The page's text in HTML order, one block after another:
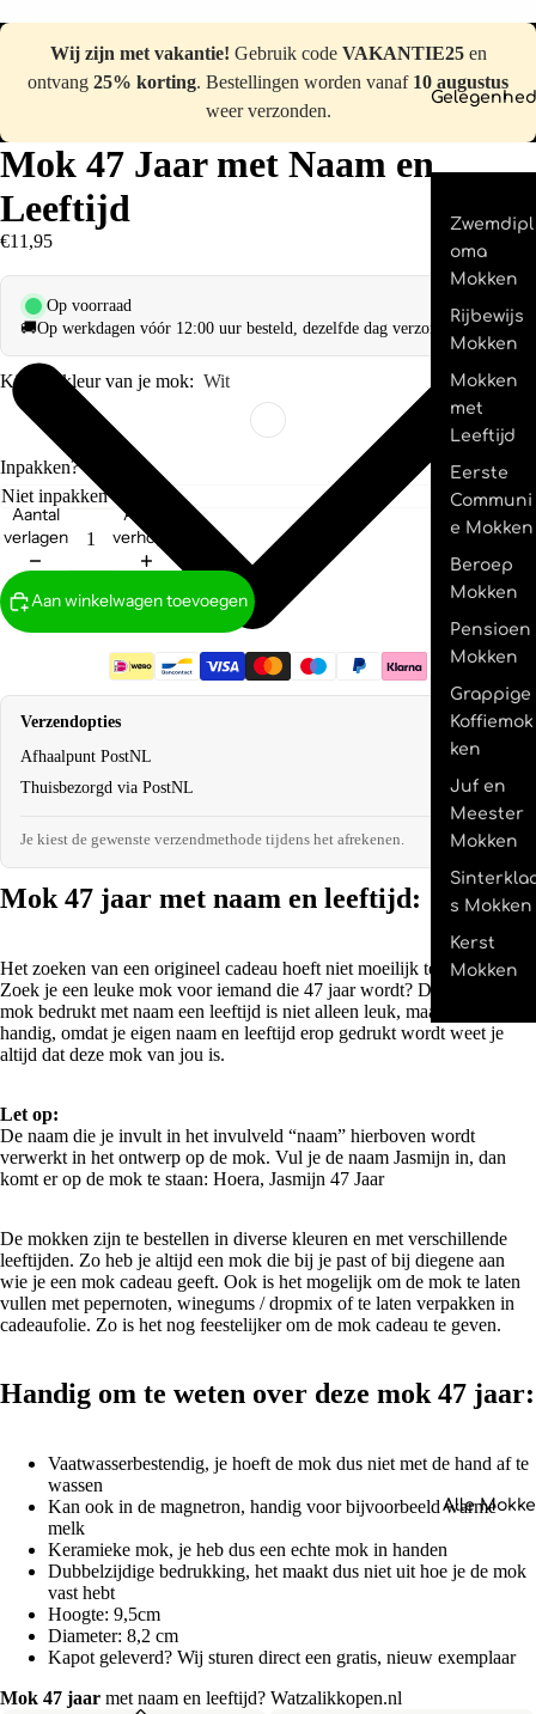
Zwemdipl
oma
Mokken
Rijbewijs
Mokken
Mokken
met
Leeftijd
Eerste
Communi
e Mokken
Beroep
Mokken
Pensioen
Mokken
Grappige
Koffiemok
ken
Juf en
Meester
Mokken
s Mokken
Kerst
Mokken
Alle
Wij zijn met vakantie! Gebruik code VAKANTIE25en
ontvang 25% korting. Bestellingen worden vanaf 10 augustus
weer verzonden.
Mok 47 Jaar met Naam en
Leeftijd
€11,95
Op voorraad
🚚Op werkdagen vóór 12:00 uur besteld, dezelfde dag verzonden.
Kies de kleur van je mok: Wit
Inpakken?
Aantal
verlagen
Aantal
verhogen
Aan winkelwagen toevoegen
Verzendopties
Afhaalpunt PostNL
€2,95
Thuisbezorgd via PostNL
€4,95
Je kiest de gewenste verzendmethode tijdens het afrekenen.
Mok 47 jaar met naam en leeftijd:
Het zoeken van een origineel cadeau hoeft niet moeilijk te zijn.
Zoek je een leuke mok voor iemand die 47 jaar wordt? Deze originele
mok bedrukt met naam een leeftijd is niet alleen leuk, maar ook super
handig, omdat je eigen naam en leeftijd erop gedrukt wordt weet je
altijd dat deze mok van jou is.
Let op:
De naam die je invult in het invulveld “naam” hierboven wordt
verwerkt in het ontwerp op de mok. Vul je de naam Jasmijn in, dan
komt er op de mok te staan: Hoera, Jasmijn 47 Jaar
De mokken zijn te bestellen in diverse kleuren en met verschillende
leeftijden. Zo heb je altijd een mok die bij je past of bij diegene aan
wie je een mok cadeau geeft. Ook is het mogelijk om de mok te laten
vullen met pepernoten, winegums / dropmix of te laten verpakken in
cadeaufolie. Zo is het nog feestelijker om de mok cadeau te geven.
Handig om te weten over deze mok 47 jaar:
Vaatwasserbestendig, je hoeft de mok dus niet met de hand af te
wassen
Kan ook in de magnetron, handig voor bijvoorbeeld warme
melk
Keramieke mok, je heb dus een echte mok in handen
Dubbelzijdige bedrukking, het maakt dus niet uit hoe je de mok
vast hebt
Hoogte: 9,5cm
Diameter: 8,2 cm
Kapot geleverd? Wij sturen direct een gratis, nieuw exemplaar
Mok 47 jaar met naam en leeftijd? Watzalikkopen.nl